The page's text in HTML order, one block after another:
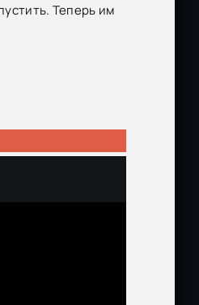
Теперь им